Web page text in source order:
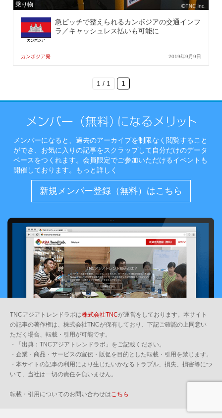
乗り物
急ピッチで整えられるカンボジアの交通インフ
ラ／キャッシュレス払いも可能に
カンボジア発 2019年9月9日
1 / 1 1
メンバーになると、過去のアーカイブを制限なく閲覧すること
ができ、お気に入りの記事をスクラップして自分だけのデータ
ベースをつくれます。会員限定でご参加いただけるイベントも
開催しております。
もっと詳しく
新規メンバー登録（無料）はこちら
TNCアジアトレンドラボは株式会社TNCが運営をしております。本サイト
の記事の著作権は、株式会社TNCが保有しており、下記ご確認の上同意い
ただく場合、転載・引用が可能です。
・「出典：TNCアジアトレンドラボ」をご記載ください。
・企業・商品・サービスの宣伝・販促を目的とした転載・引用を禁じます。
・本サイトの記事の利用により生じたいかなるトラブル、損失、損害等につ
いて、当社は一切の責任を負いません。
転載・引用についてのお問い合わせは こちら